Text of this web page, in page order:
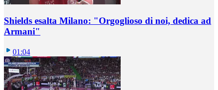
Shields esalta Milano: "Orgoglioso di noi, dedica ad
Armani"
01:04